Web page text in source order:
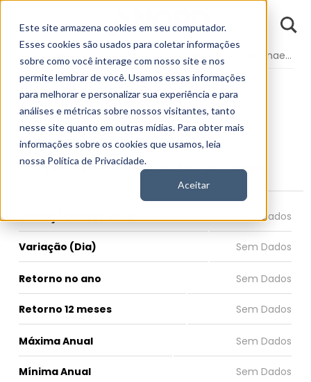
Este site armazena cookies em seu computador.
Esses cookies são usados para coletar informações
sobre como você interage com nosso site e nos
permite lembrar de você. Usamos essas informações
para melhorar e personalizar sua experiência e para
análises e métricas sobre nossos visitantes, tanto
nesse site quanto em outras mídias. Para obter mais
informações sobre os cookies que usamos, leia
nossa Política de Privacidade.
Aceitar
Empresas CPLE3 - Companhia Paranaense de Energia
CPLE3
Companhia Paranaense de Energia - COPEL
COTAÇÃO CPLE3 HOJE
Variação (Dia)
Retorno no ano
Retorno 12 meses
Máxima Anual
Mínima Anual